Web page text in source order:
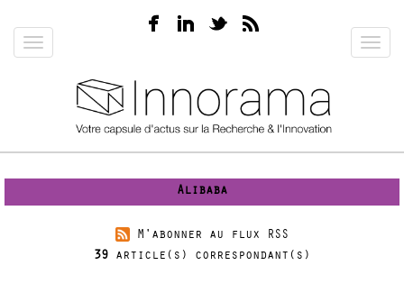
au
contenuToggle
Alibaba
M'abonner au flux RSS
39 article(s) correspondant(s)